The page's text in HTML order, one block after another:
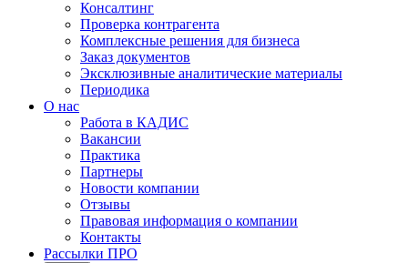
Консалтинг
Проверка контрагента
Комплексные решения для бизнеса
Заказ документов
Эксклюзивные аналитические материалы
Периодика
О нас
Работа в КАДИС
Вакансии
Практика
Партнеры
Новости компании
Отзывы
Правовая информация о компании
Контакты
Рассылки ПРО